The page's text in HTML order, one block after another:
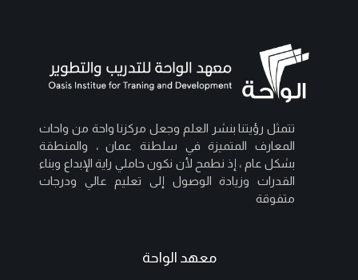
تتمثل رؤيتنا بنشر العلم وجعل مركزنا واحة من واحات
المعارف المتميزة في سلطنة عمان ، والمنطقة
بشكل عام ، إذ نطمح لأن نكون حاملي راية الإبداع وبناء
القدرات وزيادة الوصول إلى تعليم عالي ودرجات
متفوقة
معهد الواحة